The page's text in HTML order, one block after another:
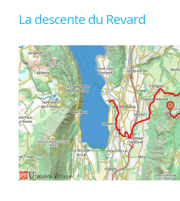
La descente du Revard